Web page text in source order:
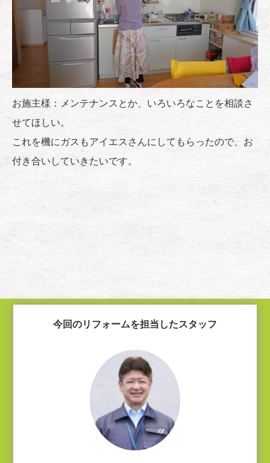
お施主様：メンテナンスとか、いろいろなことを相談さ
せてほしい。
これを機にガスもアイエスさんにしてもらったので、お
付き合いしていきたいです。
今回のリフォームを担当したスタッフ